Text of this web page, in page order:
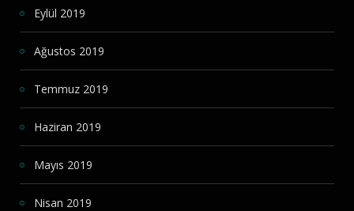
Eylül 2019
Ağustos 2019
Temmuz 2019
Haziran 2019
Mayıs 2019
Nisan 2019